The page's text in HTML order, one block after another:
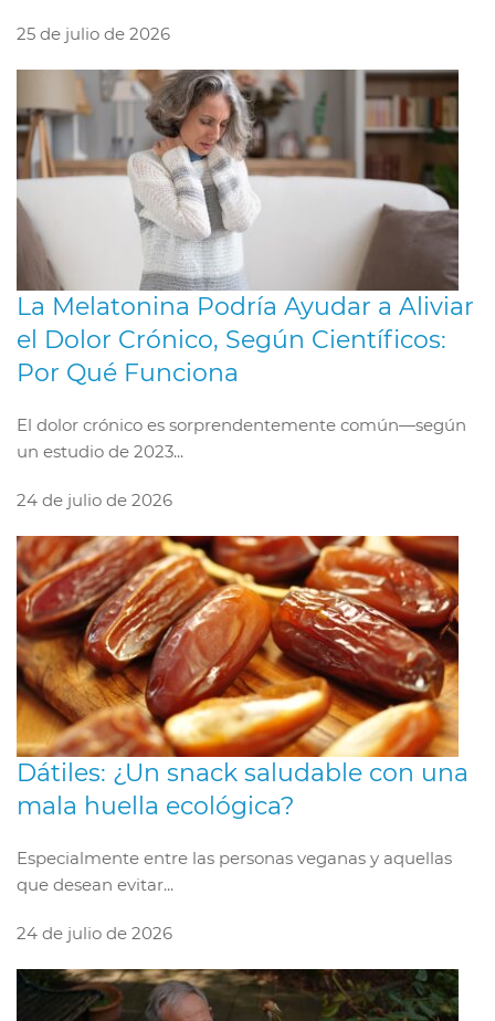
25 de julio de 2026
La Melatonina Podría Ayudar a Aliviar
el Dolor Crónico, Según Científicos:
Por Qué Funciona
El dolor crónico es sorprendentemente común—según
un estudio de 2023...
24 de julio de 2026
Dátiles: ¿Un snack saludable con una
mala huella ecológica?
Especialmente entre las personas veganas y aquellas
que desean evitar...
24 de julio de 2026